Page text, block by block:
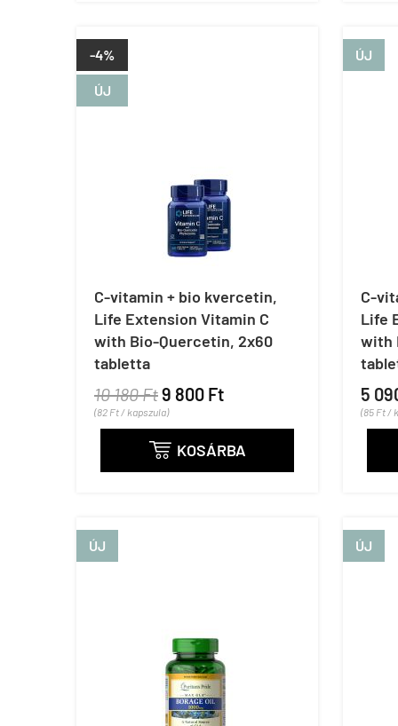
ÚJ
-4%
C-vitamin + bio kvercetin,
Life Extension Vitamin C
with Bio-Quercetin, 2x60
tabletta
10 180 Ft9 800 Ft
(82 Ft / kapszula)
 KOSÁRBA
ÚJ
C-
Life
with
5
(85 Ft /
ÚJ ÚJ